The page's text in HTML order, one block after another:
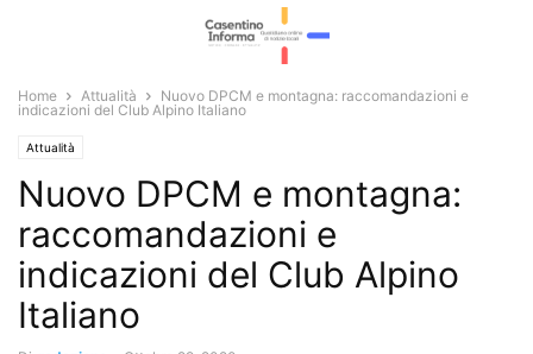
Home Attualità
Nuovo DPCM e montagna: raccomandazioni e
indicazioni del Club Alpino Italiano
Attualità
Nuovo DPCM e montagna:
raccomandazioni e
indicazioni del Club Alpino
Italiano